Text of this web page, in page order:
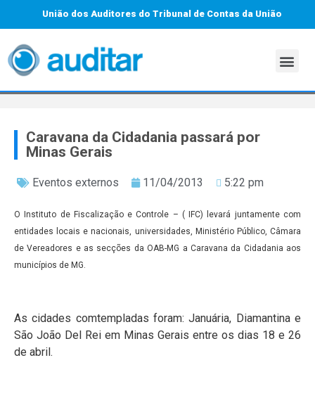
União dos Auditores do Tribunal de Contas da União
Caravana da Cidadania passará por
Minas Gerais
Eventos externos 11/04/2013 5:22 pm
O Instituto de Fiscalização e Controle – ( IFC) levará juntamente com
entidades locais e nacionais, universidades, Ministério Público, Câmara
de Vereadores e as secções da OAB-MG a Caravana da Cidadania aos
municípios de MG.
As cidades comtempladas foram: Januária, Diamantina e
São João Del Rei em Minas Gerais entre os dias 18 e 26
de abril.